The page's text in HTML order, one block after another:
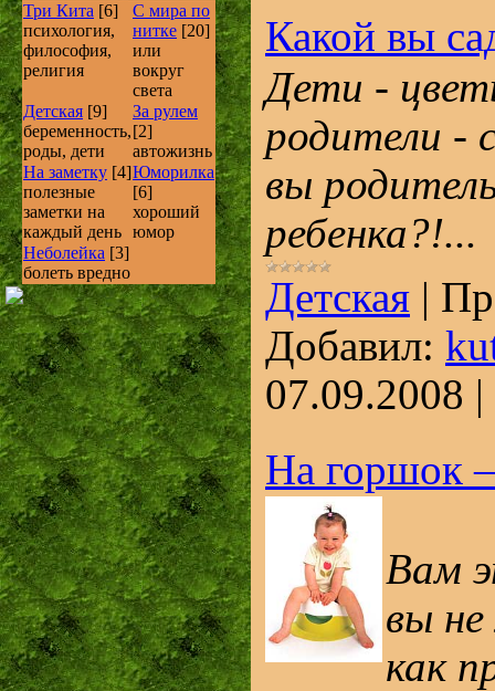
Три Кита [6]
психология,
философия,
религия
С мира по
нитке [20]
или
вокруг
света
Детская [9]
беременность,
роды, дети
За рулем
[2]
автожизнь
На заметку [4]
полезные
заметки на
каждый день
Юморилка
[6]
хороший
юмор
Неболейка [3]
болеть вредно
Какой вы
Дети -
родители -
вы
ребенка?!...
Детская |
Добавил:
07.09.2008 |
На горшок –
Вам
вы
как